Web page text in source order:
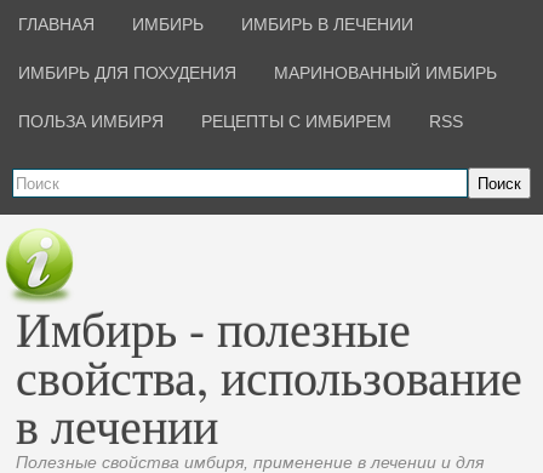
ГЛАВНАЯ ИМБИРЬ ИМБИРЬ В ЛЕЧЕНИИ
ИМБИРЬ ДЛЯ ПОХУДЕНИЯ МАРИНОВАННЫЙ ИМБИРЬ
ПОЛЬЗА ИМБИРЯ РЕЦЕПТЫ С ИМБИРЕМ RSS
Поиск
Имбирь - полезные
свойства, использование
в лечении
Полезные свойства имбиря, применение в лечении и для